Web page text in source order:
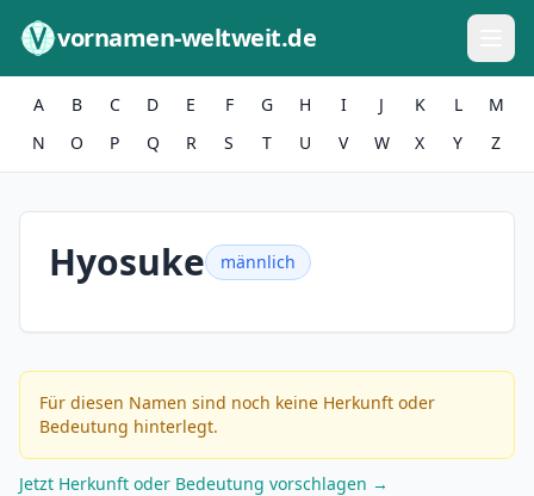
vornamen-weltweit.de
A B C D E F G H I J K L
M
N
O P Q R S T U V W X Y Z
Hyosuke männlich
Für diesen Namen sind noch keine Herkunft oder
Bedeutung hinterlegt.
Jetzt Herkunft oder Bedeutung vorschlagen →